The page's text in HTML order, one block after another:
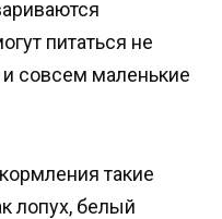
питаться не
совсем маленькие
такие
лопух, белый